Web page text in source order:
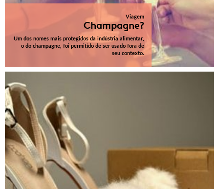
Viagem
Champagne?
Um dos nomes mais protegidos da indústria alimentar,
o do champagne, foi permitido de ser usado fora de
seu contexto.